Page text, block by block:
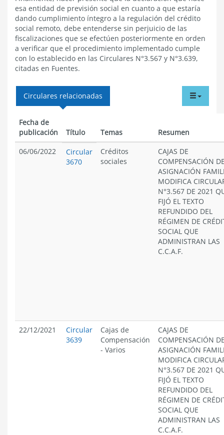
esa entidad de previsión social en cuanto a que estaría
dando cumplimiento íntegro a la regulación del crédito
social remoto, debe entenderse sin perjuicio de las
fiscalizaciones que se efectúen posteriormente en orden
a verificar que el procedimiento implementado cumple
con lo establecido en las Circulares N°3.567 y N°3.639,
citadas en Fuentes.
menu
Circulares relacionadas
Fecha de
publicación
Título Temas
Resumen
06/06/2022
Circular
3670
Créditos
sociales
CAJAS DE
COMPENSACIÓN
ASIGNACIÓN
MODIFICA
N°3.567 DE 2021
FIJÓ EL TEXTO
REFUNDIDO DEL
RÉGIMEN DE
SOCIAL QUE
ADMINISTRAN LAS
C.C.A.F.
22/12/2021
Circular
3639
Cajas de
Compensación
- Varios
CAJAS DE
COMPENSACIÓN
ASIGNACIÓN
MODIFICA
N°3.567 DE 2021
FIJÓ EL TEXTO
REFUNDIDO DEL
RÉGIMEN DE
SOCIAL QUE
ADMINISTRAN LAS
C.C.A.F.